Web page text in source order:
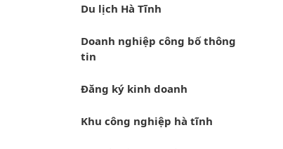
Du lịch Hà Tĩnh
Doanh nghiệp công bố thông
tin
Đăng ký kinh doanh
Khu công nghiệp hà tĩnh